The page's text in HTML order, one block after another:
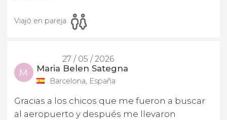
Viajó en pareja
27 / 05 / 2026
M Maria Belen Sategna
Barcelona, España
Gracias a los chicos que me fueron a buscar
al aeropuerto y después me llevaron